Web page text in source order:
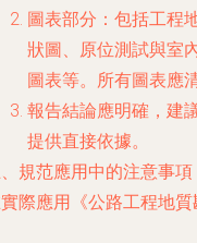
圖表部分 ：包括工程
狀圖、原位測試與室
圖表等。所有圖表應
報告結論應明確，建
提供直接依據。
規范應用中的注意事項
際應用《公路工程地